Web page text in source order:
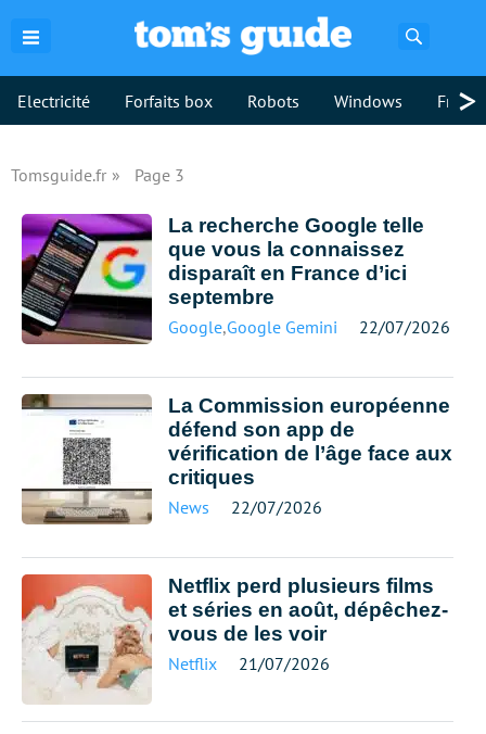
Electricité Forfaits box Robots Windows >
Tomsguide.fr Page 3
La recherche Google telle
que vous la connaissez
disparaît en France d’ici
septembre
Google,Google Gemini 22/07/2026
La Commission européenne
défend son app de
vérification de l’âge face aux
critiques
News 22/07/2026
Netflix perd plusieurs films
et séries en août, dépêchez-
vous de les voir
Netflix 21/07/2026